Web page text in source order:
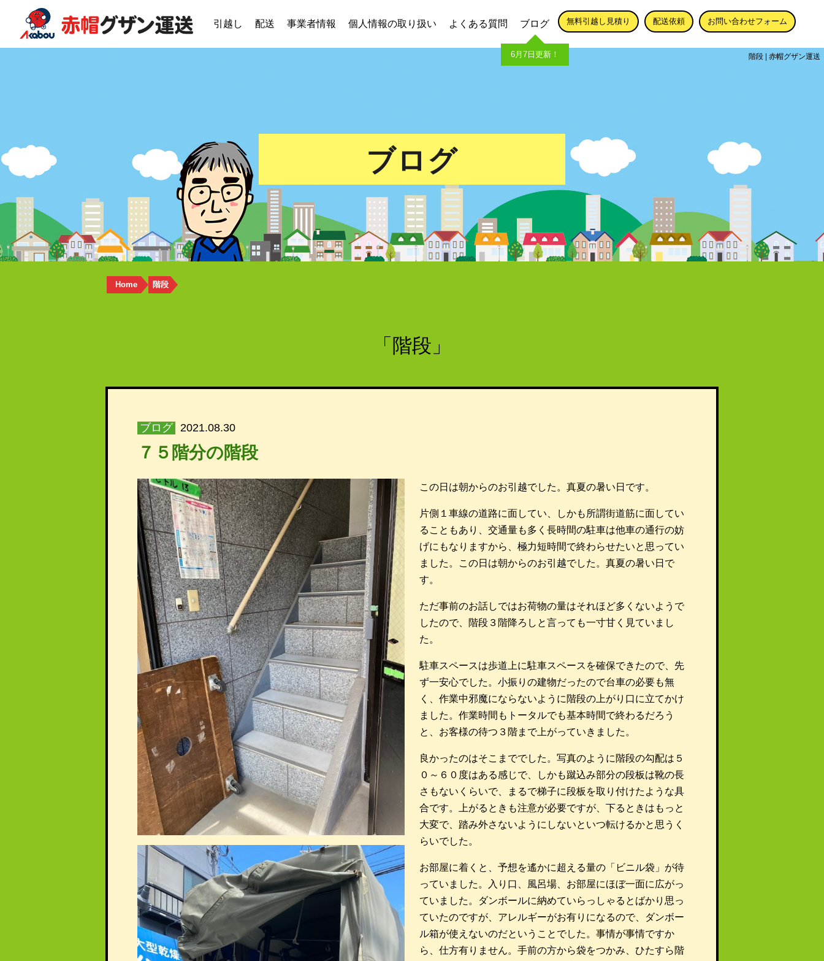
引越し 配送 事業者情報 個人情報の取り扱い よくある質問 ブログ
6月7日更新！
無料引越し見積り 配送依頼 お問い合わせフォーム
階段 | 赤帽グザン運送
ブログ
Home 階段
「階段」
ブログ 2021.08.30
７５階分の階段
この日は朝からのお引越でした。真夏の暑い日です。
片側１車線の道路に面してい、しかも所謂街道筋に面してい
ることもあり、交通量も多く長時間の駐車は他車の通行の妨
げにもなりますから、極力短時間で終わらせたいと思ってい
ました。この日は朝からのお引越でした。真夏の暑い日で
す。
ただ事前のお話しではお荷物の量はそれほど多くないようで
したので、階段３階降ろしと言っても一寸甘く見ていまし
た。
駐車スペースは歩道上に駐車スペースを確保できたので、先
ず一安心でした。小振りの建物だったので台車の必要も無
く、作業中邪魔にならないように階段の上がり口に立てかけ
ました。作業時間もトータルでも基本時間で終わるだろう
と、お客様の待つ３階まで上がっていきました。
良かったのはそこまででした。写真のように階段の勾配は５
０～６０度はある感じで、しかも蹴込み部分の段板は靴の長
さもないくらいで、まるで梯子に段板を取り付けたような具
合です。上がるときも注意が必要ですが、下るときはもっと
大変で、踏み外さないようにしないといつ転けるかと思うく
らいでした。
お部屋に着くと、予想を遙かに超える量の「ビニル袋」が待
っていました。入り口、風呂場、お部屋にほぼ一面に広がっ
ていました。ダンボールに納めていらっしゃるとばかり思っ
ていたのですが、アレルギーがお有りになるので、ダンボー
ル箱が使えないのだということでした。事情が事情ですか
ら、仕方有りません。手前の方から袋をつかみ、ひたすら階